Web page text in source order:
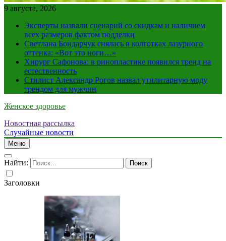
9 августа, 2026
Эксперты назвали сценарий со скидкам и наличием
всех размеров фактом подделки
Светлана Бондарчук снялась в колготках лазурного
оттенка: «Вот это ноги…»
Хирург Сафонова: в ринопластике появился тренд на
естественность
Стилист Александр Рогов назвал утилитарную моду
трендом для мужчин
Женское здоровье
Новостная рассылка
Случайные новости
Меню
Найти:
Заголовки